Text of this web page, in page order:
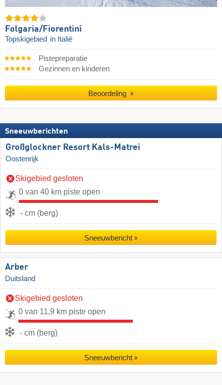
Folgaria/​Fiorentini
Topskigebied in Italië
Pistepreparatie
Gezinnen en kinderen
Beoordeling
Sneeuwberichten
Großglockner Resort Kals-Matrei
Oostenrijk
Skigebied gesloten
0 van 40 km piste open
- cm (berg)
Sneeuwbericht
Arber
Duitsland
Skigebied gesloten
0 van 11,9 km piste open
- cm (berg)
Sneeuwbericht